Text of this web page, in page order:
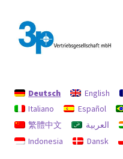
Zur
Navigation
springen
Zum
Inhalt
springen
Datenschutz
Gebrauchtmaschinen
Deutsch English
Italiano
Español
繁體中文
العربية
Indonesia
Dansk